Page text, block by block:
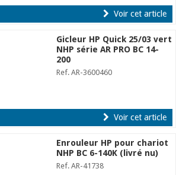
Voir cet article
Gicleur HP Quick 25/03 vert
NHP série AR PRO BC 14-
200
Ref. AR-3600460
Voir cet article
Enrouleur HP pour chariot
NHP BC 6-140K (livré nu)
Ref. AR-41738